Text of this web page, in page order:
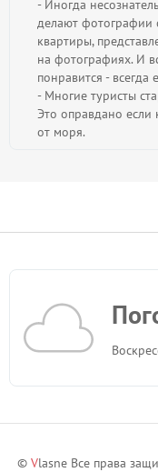
- Иногда
делают фотографии
квартиры,
на фотографиях. И
понравится - всегда
- Многие туристы
Это оправдано если
от моря.
© Vlasne Все права